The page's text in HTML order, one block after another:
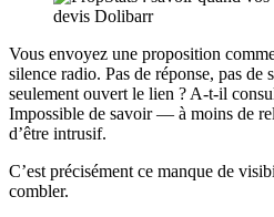
Vous envoyez une proposition
silence radio. Pas de réponse, pas de
seulement ouvert le lien ? A-t-il
Impossible de savoir — à moins de
d’être intrusif.
C’est précisément ce manque de
combler.